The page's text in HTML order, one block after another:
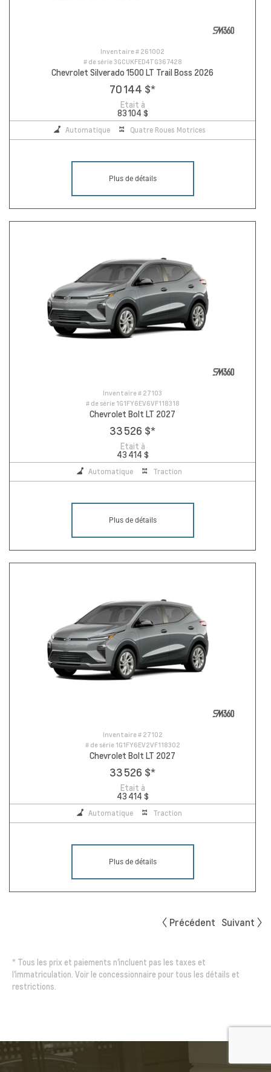
Inventaire # 261002
# de série3GCUKFED4TG367428
Chevrolet Silverado 1500 LT Trail Boss 2026
70 144 $*
Etait à
83 104 $
Automatique Quatre Roues Motrices
Plus de détails
Inventaire # 27103
# de série 1G1FY6EV6VF118318
Chevrolet Bolt LT 2027
33 526 $*
Etait à
43 414 $
Automatique Traction
Plus de détails
Inventaire # 27102
# de série 1G1FY6EV2VF118302
Chevrolet Bolt LT 2027
33 526 $*
Etait à
43 414 $
Automatique Traction
Plus de détails
Précédent Suivant
* Tous les prix et paiements n'incluent pas les taxes et
l'immatriculation. Voir le concessionnaire pour tous les détails et
restrictions.